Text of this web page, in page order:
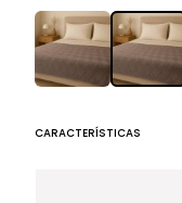
CARACTERÍSTICAS